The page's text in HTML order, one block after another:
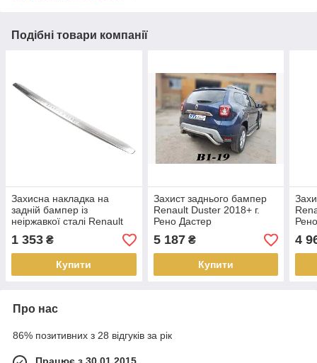
Подібні товари компанії
Захисна накладка на
задній бампер із
неіржавкої сталі Renault
Duster 2018+ г.в. Рено
Дастер
1 353 ₴
Купити
Захист заднього бампер
Renault Duster 2018+ г.
Рено Дастер
5 187₴
Купити
4
Про нас
86% позитивних з 28 відгуків за рік